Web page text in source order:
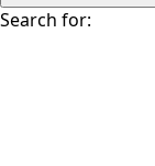
Search for: